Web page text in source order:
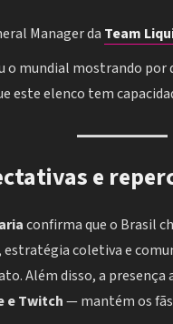
Manager da Team
o mundial mostrando por
este elenco tem
e
confirma que o Brasil
, estratégia coletiva e
Além disso, a presença
e Twitch— mantém os